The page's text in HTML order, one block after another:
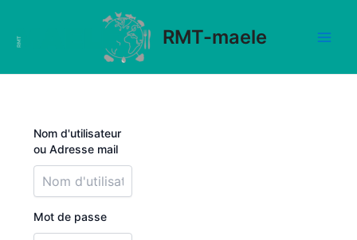
contenu
RMT-maele
Nom d'utilisateur
ou Adresse mail
Mot de passe